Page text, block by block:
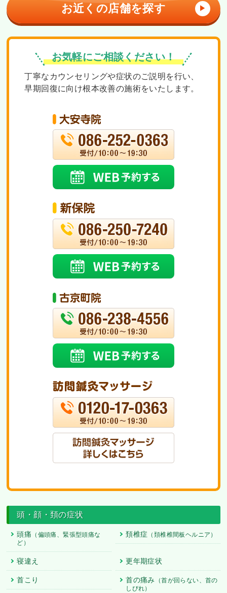
お近くの店舗を探す ▶
お気軽にご相談ください！
丁寧なカウンセリングや症状のご説明を行い、
早期回復に向け根本改善の施術をいたします。
頭・顔・頚の症状
頭痛 （偏頭痛、緊張型頭痛な
ど）
頚椎症 （頚椎椎間板ヘルニア）
寝違え 更年期症状
首こり 首の痛み
（首が回らない、首の
しびれ）